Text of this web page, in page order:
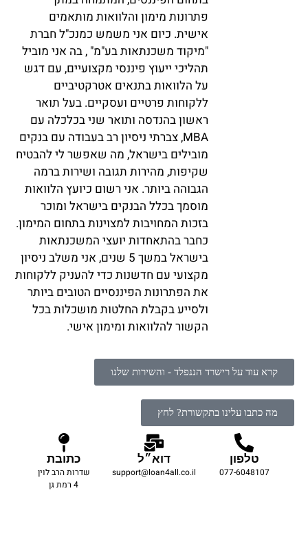
פתרונות מימון והלוואות מותאמים
אישית. כיום אני משמש כמנכ"ל חברת
"מיקוד משכנתאות בע"מ" , בה אני מוביל
תהליכי ייעוץ פיננסי מקצועיים, עם דגש
על הלוואות בתנאים אטרקטיביים
ללקוחות פרטיים ועסקיים. בעל תואר
ראשון בהנדסה ותואר שני בכלכלה עם
MBA, צברתי ניסיון רב בעבודה עם בנקים
מובילים בישראל, מה שאפשר לי להבטיח
שקיפות, מהירות תגובה ושירות ברמה
הגבוהה ביותר. אני רשום כיועץ הלוואות
מוסמך בכלל הבנקים בישראל ומוכר
בזכות המחויבות למצוינות בתחום המימון.
כחבר בהתאחדות יועצי המשכנתאות
בישראל במשך 5 שנים, אני משלב ניסיון
מקצועי עם חדשנות כדי להעניק ללקוחות
את הפתרונות הפיננסיים הטובים ביותר
ולסייע בקבלת החלטות מושכלות בכל
הקשור להלוואות ומימון אישי.
קרא עוד על רישרד הננפלד - והשירות שלנו
מה כתבו עלינו בתקשורת? לחץ
טלפון
077-6048107
דוא״ל
support@loan4all.co.il
כתובת
שדרות הרב לוין
4 רמת גן